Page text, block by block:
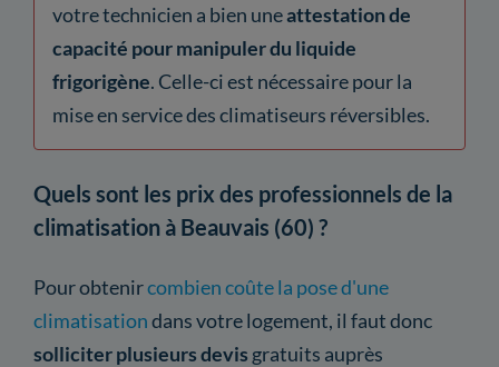
votre technicien a bien uneattestation de
capacité pour manipuler du liquide
frigorigène. Celle-ci est nécessaire pour la
mise en service des climatiseurs réversibles.
Quels sont les prix des professionnels de la
climatisation à Beauvais (60) ?
Pour obtenircombien coûte la pose d'une
climatisationdans votre logement, il faut donc
solliciter plusieurs devis gratuits auprès